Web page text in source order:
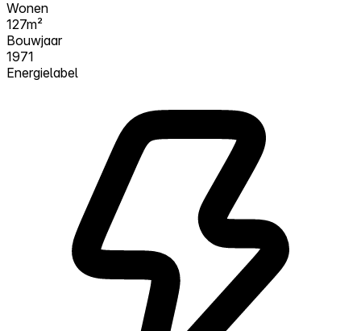
Wonen
127m²
Bouwjaar
1971
Energielabel